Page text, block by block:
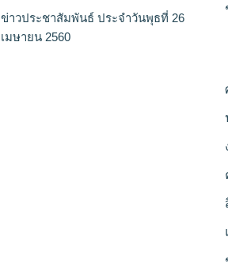
ข่าวประชาสัมพันธ์ ประจำวันพุธที่ 26
เมษายน 2560